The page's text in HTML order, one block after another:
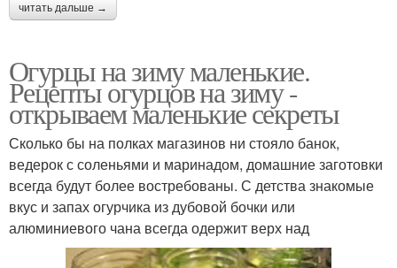
читать дальше →
Огурцы на зиму маленькие.
Рецепты огурцов на зиму -
открываем маленькие секреты
Сколько бы на полках магазинов ни стояло банок,
ведерок с соленьями и маринадом, домашние заготовки
всегда будут более востребованы. С детства знакомые
вкус и запах огурчика из дубовой бочки или
алюминиевого чана всегда одержит верх над